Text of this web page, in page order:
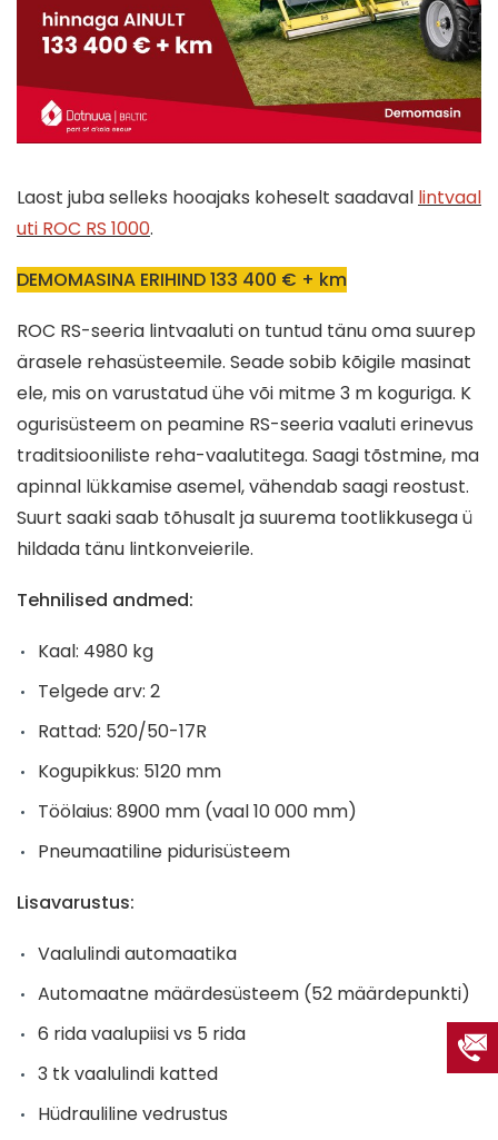
Laost juba selleks hooajaks koheselt saadaval lintvaal
uti ROC RS 1000.
DEMOMASINA ERIHIND 133 400 € + km
ROC RS-seeria lintvaaluti on tuntud tänu oma suurep
ärasele rehasüsteemile. Seade sobib kõigile masinat
ele, mis on varustatud ühe või mitme 3 m koguriga. K
ogurisüsteem on peamine RS-seeria vaaluti erinevus
traditsiooniliste reha-vaalutitega. Saagi tõstmine, ma
apinnal lükkamise asemel, vähendab saagi reostust.
Suurt saaki saab tõhusalt ja suurema tootlikkusega ü
hildada tänu lintkonveierile.
Tehnilised andmed:
Kaal: 4980 kg
Telgede arv: 2
Rattad: 520/50-17R
Kogupikkus: 5120 mm
Töölaius: 8900 mm (vaal 10 000 mm)
Pneumaatiline pidurisüsteem
Lisavarustus:
Vaalulindi automaatika
Automaatne määrdesüsteem (52 määrdepunkti)
6 rida vaalupiisi vs 5 rida
3 tk vaalulindi katted
Hüdrauliline vedrustus